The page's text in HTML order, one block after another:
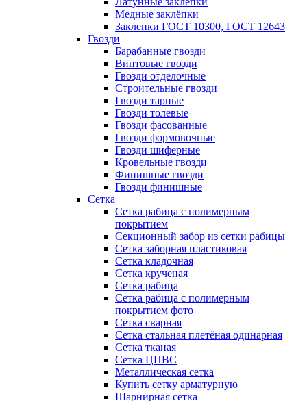
Медные заклёпки
Заклепки ГОСТ 10300, ГОСТ 12643
Гвозди
Барабанные гвозди
Винтовые гвозди
Гвозди отделочные
Строительные гвозди
Гвозди тарные
Гвозди толевые
Гвозди фасованные
Гвозди формовочные
Гвозди шиферные
Кровельные гвозди
Финишные гвозди
Гвозди финишные
Сетка
Сетка рабица с полимерным
покрытием
Секционный забор из сетки рабицы
Сетка заборная пластиковая
Сетка кладочная
Сетка крученая
Сетка рабица
Сетка рабица с полимерным
покрытием фото
Сетка сварная
Сетка стальная плетёная одинарная
Сетка тканая
Сетка ЦПВС
Металлическая сетка
Купить сетку арматурную
Шарнирная сетка